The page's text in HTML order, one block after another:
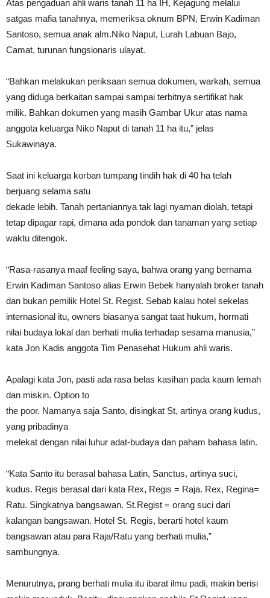
Atas pengaduan ahli waris tanah 11 ha IH, Kejagung melalui
satgas mafia tanahnya, memeriksa oknum BPN, Erwin Kadiman
Santoso, semua anak alm.Niko Naput, Lurah Labuan Bajo,
Camat, turunan fungsionaris ulayat.
“Bahkan melakukan periksaan semua dokumen, warkah, semua
yang diduga berkaitan sampai sampai terbitnya sertifikat hak
milik. Bahkan dokumen yang masih Gambar Ukur atas nama
anggota keluarga Niko Naput di tanah 11 ha itu,” jelas
Sukawinaya.
Saat ini keluarga korban tumpang tindih hak di 40 ha telah
berjuang selama satu
dekade lebih. Tanah pertaniannya tak lagi nyaman diolah, tetapi
tetap dipagar rapi, dimana ada pondok dan tanaman yang setiap
waktu ditengok.
“Rasa-rasanya maaf feeling saya, bahwa orang yang bernama
Erwin Kadiman Santoso alias Erwin Bebek hanyalah broker tanah
dan bukan pemilik Hotel St. Regist. Sebab kalau hotel sekelas
internasional itu, owners biasanya sangat taat hukum, hormati
nilai budaya lokal dan berhati mulia terhadap sesama manusia,”
kata Jon Kadis anggota Tim Penasehat Hukum ahli waris.
Apalagi kata Jon, pasti ada rasa belas kasihan pada kaum lemah
dan miskin. Option to
the poor. Namanya saja Santo, disingkat St, artinya orang kudus,
yang pribadinya
melekat dengan nilai luhur adat-budaya dan paham bahasa latin.
“Kata Santo itu berasal bahasa Latin, Sanctus, artinya suci,
kudus. Regis berasal dari kata Rex, Regis = Raja. Rex, Regina=
Ratu. Singkatnya bangsawan. St.Regist = orang suci dari
kalangan bangsawan. Hotel St. Regis, berarti hotel kaum
bangsawan atau para Raja/Ratu yang berhati mulia,”
sambungnya.
Menurutnya, prang berhati mulia itu ibarat ilmu padi, makin berisi